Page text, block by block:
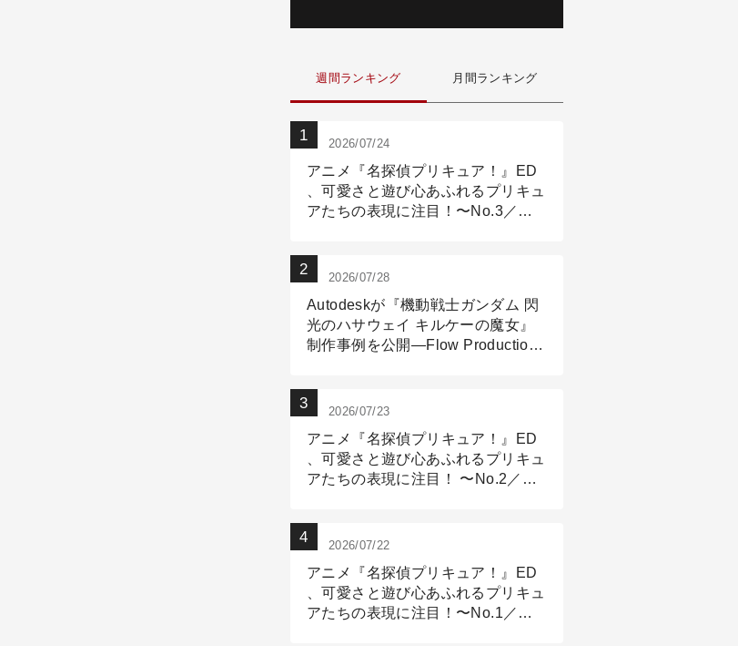
週間ランキング 月間ランキング
2026/07/24
アニメ『名探偵プリキュア！』ED
、可愛さと遊び心あふれるプリキュ
アたちの表現に注目！〜No.3／ア
2026/07/28
Autodeskが『機動戦士ガンダム 閃
光のハサウェイ キルケーの魔女』
制作事例を公開―Flow Production
2026/07/23
アニメ『名探偵プリキュア！』ED
、可愛さと遊び心あふれるプリキュ
アたちの表現に注目！ 〜No.2／モ
2026/07/22
アニメ『名探偵プリキュア！』ED
、可愛さと遊び心あふれるプリキュ
アたちの表現に注目！〜No.1／演